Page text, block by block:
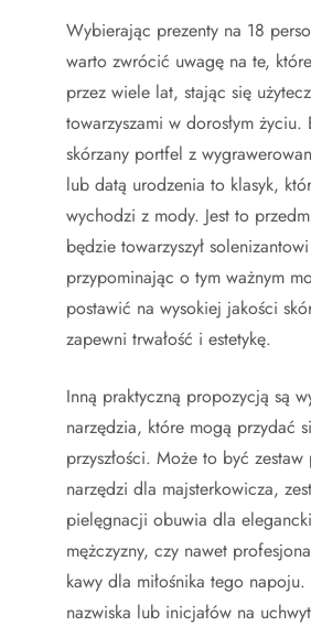
Wybierając prezenty na 18
warto zwrócić uwagę na te,
przez wiele lat, stając się
towarzyszami w dorosłym życiu.
skórzany portfel z
lub datą urodzenia to klasyk,
wychodzi z mody. Jest to
będzie towarzyszył
przypominając o tym ważnym
postawić na wysokiej jakości
zapewni trwałość i estetykę.
Inną praktyczną propozycją są
narzędzia, które mogą przydać
przyszłości. Może to być
narzędzi dla majsterkowicza,
pielęgnacji obuwia dla
mężczyzny, czy nawet
kawy dla miłośnika tego
nazwiska lub inicjałów na